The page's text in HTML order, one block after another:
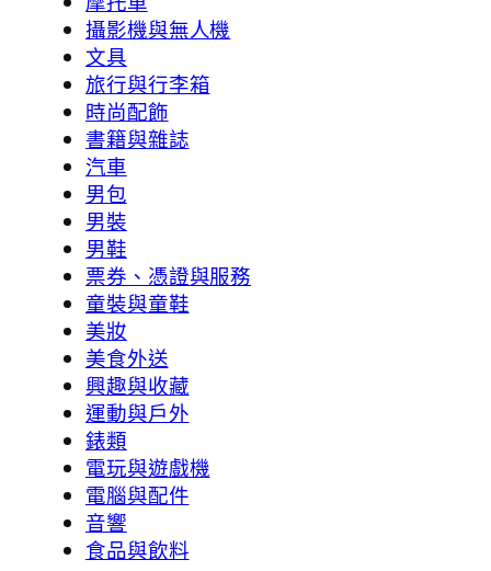
攝影機與無人機
文具
旅行與行李箱
時尚配飾
書籍與雜誌
汽車
男包
男裝
男鞋
票券、憑證與服務
童裝與童鞋
美妝
美食外送
興趣與收藏
運動與戶外
錶類
電玩與遊戲機
電腦與配件
音響
食品與飲料